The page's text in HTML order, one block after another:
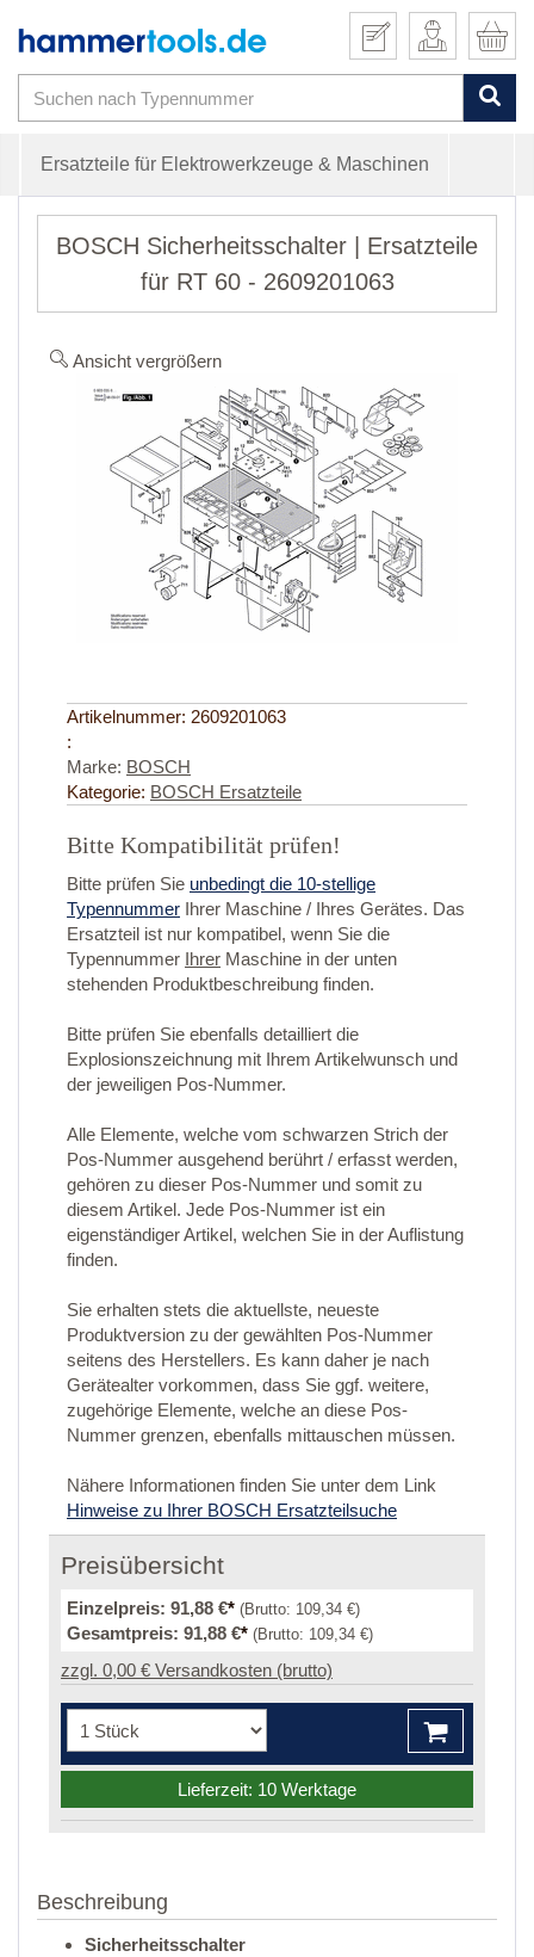
Ersatzteile für Elektrowerkzeuge & Maschinen
BOSCH Sicherheitsschalter | Ersatzteile
für RT 60 - 2609201063
Ansicht vergrößern
Artikelnummer: 2609201063
:
Marke: BOSCH
Kategorie: BOSCH Ersatzteile
Bitte Kompatibilität prüfen!
Bitte prüfen Sie unbedingt die 10-stellige
Typennummer Ihrer Maschine / Ihres Gerätes. Das
Ersatzteil ist nur kompatibel, wenn Sie die
Typennummer Ihrer Maschine in der unten
stehenden Produktbeschreibung finden.
Bitte prüfen Sie ebenfalls detailliert die
Explosionszeichnung mit Ihrem Artikelwunsch und
der jeweiligen Pos-Nummer.
Alle Elemente, welche vom schwarzen Strich der
Pos-Nummer ausgehend berührt / erfasst werden,
gehören zu dieser Pos-Nummer und somit zu
diesem Artikel. Jede Pos-Nummer ist ein
eigenständiger Artikel, welchen Sie in der Auflistung
finden.
Sie erhalten stets die aktuellste, neueste
Produktversion zu der gewählten Pos-Nummer
seitens des Herstellers. Es kann daher je nach
Gerätealter vorkommen, dass Sie ggf. weitere,
zugehörige Elemente, welche an diese Pos-
Nummer grenzen, ebenfalls mittauschen müssen.
Nähere Informationen finden Sie unter dem Link
Hinweise zu Ihrer BOSCH Ersatzteilsuche
Preisübersicht
Einzelpreis: 91,88 €* (Brutto: 109,34 €)
Gesamtpreis: 91,88 €* (Brutto: 109,34 €)
zzgl. 0,00 € Versandkosten (brutto)
Lieferzeit: 10 Werktage
Beschreibung
Sicherheitsschalter